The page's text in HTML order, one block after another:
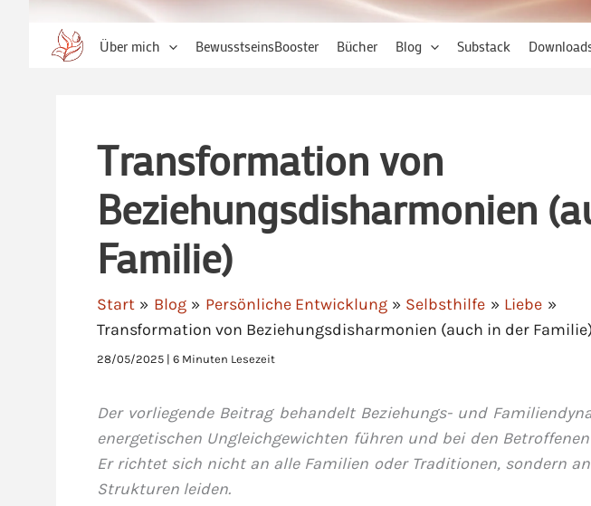
Über mich BewusstseinsBooster Bücher Blog Substack
Transformation von
Beziehungsdisharmonien
Familie)
Start Blog Persönliche Entwicklung Selbsthilfe
Liebe
Transformation von Beziehungsdisharmonien (auch in der Familie)
28/05/2025 | 6 Minuten Lesezeit
Der vorliegende Beitrag behandelt Beziehungs- und
energetischen Ungleichgewichten führen und bei den
Er richtet sich nicht an alle Familien oder Traditionen, sondern
Strukturen leiden.